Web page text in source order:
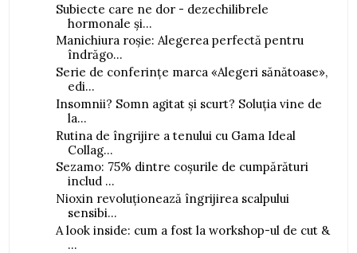
Subiecte care ne dor - dezechilibrele
hormonale și...
Manichiura roșie: Alegerea perfectă pentru
îndrăgo...
Serie de conferințe marca «Alegeri sănătoase»,
edi...
Insomnii? Somn agitat și scurt? Soluția vine de
la...
Rutina de îngrijire a tenului cu Gama Ideal
Collag...
Sezamo: 75% dintre coșurile de cumpărături
includ ...
Nioxin revoluționează îngrijirea scalpului
sensibi...
A look inside: cum a fost la workshop-ul de cut &
...